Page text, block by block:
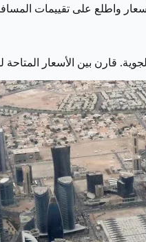
واطلع على تقييمات
قارن بين الأسعار